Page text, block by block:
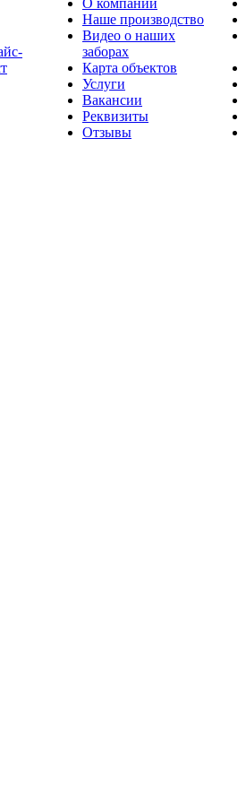
О компании
Наше производство
Видео о наших
заборах
Карта объектов
Услуги
Вакансии
Реквизиты
Отзывы